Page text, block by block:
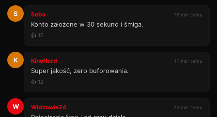
S Seba 16 min temu
Konto założone w 30 sekund i śmiga.
👍 10
K KinoNerd 11 min temu
Super jakość, zero buforowania.
👍 12
W Widzowie24 23 min temu